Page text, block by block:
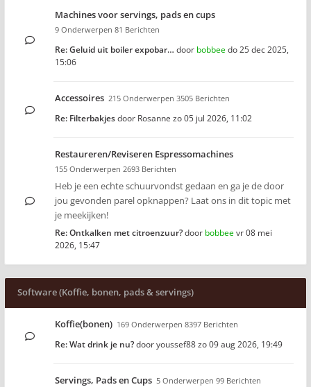
Machines voor servings, pads en cups
9 Onderwerpen 81 Berichten
Re: Geluid uit boiler expobar… door bobbeedo 25 dec 2025,
15:06
Accessoires 215 Onderwerpen 3505 Berichten
Re: Filterbakjesdoor Rosanne zo 05 jul 2026, 11:02
Restaureren/Reviseren Espressomachines
155 Onderwerpen 2693 Berichten
Heb je een echte schuurvondst gedaan en ga je de door
jou gevonden parel opknappen? Laat ons in dit topic met
je meekijken!
Re: Ontkalken met citroenzuur?door bobbeevr 08 mei
2026, 15:47
Software (Koffie, bonen, pads & servings)
Koffie(bonen) 169 Onderwerpen 8397 Berichten
Re: Wat drink je nu?dooryoussef88zo 09 aug 2026, 19:49
Servings, Pads en Cups 5 Onderwerpen 99 Berichten